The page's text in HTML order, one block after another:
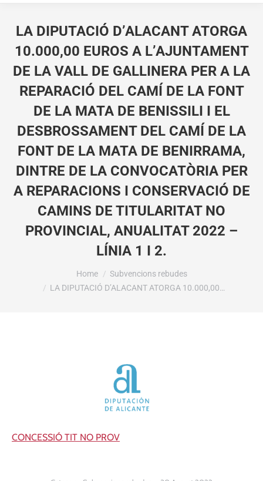
LA DIPUTACIÓ D’ALACANT ATORGA
10.000,00 EUROS A L’AJUNTAMENT
DE LA VALL DE GALLINERA PER A LA
REPARACIÓ DEL CAMÍ DE LA FONT
DE LA MATA DE BENISSILI I EL
DESBROSSAMENT DEL CAMÍ DE LA
FONT DE LA MATA DE BENIRRAMA,
DINTRE DE LA CONVOCATÒRIA PER
A REPARACIONS I CONSERVACIÓ DE
CAMINS DE TITULARITAT NO
PROVINCIAL, ANUALITAT 2022 –
LÍNIA 1 I 2.
Home
Subvencions rebudes
LA DIPUTACIÓ D’ALACANT ATORGA 10.000,00…
CONCESSIÓ TIT NO PROV